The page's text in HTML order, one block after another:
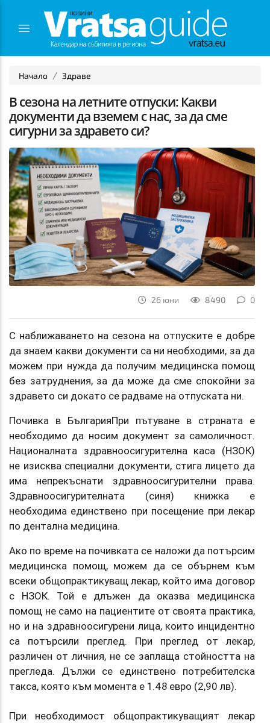
Начало Здраве
В сезона на летните отпуски: Какви
документи да вземем с нас, за да сме
сигурни за здравето си?
26 юни 8490 0
С наближаването на сезона на отпуските е добре
да знаем какви документи са ни необходими, за да
можем при нужда да получим медицинска помощ
без затруднения, за да може да сме спокойни за
здравето си докато се радваме на отпуската ни.
Почивка в БългарияПри пътуване в страната е
необходимо да носим документ за самоличност.
Националната здравноосигурителна каса (НЗОК)
не изисква специални документи, стига лицето да
има непрекъснати здравноосигурителни права.
Здравноосигурителната (синя) книжка е
необходима единствено при посещение при лекар
по дентална медицина.
Ако по време на почивката се наложи да потърсим
медицинска помощ, можем да се обърнем към
всеки общопрактикуващ лекар, който има договор
с НЗОК. Той е длъжен да оказва медицинска
помощ не само на пациентите от своята практика,
но и на здравноосигурени лица, които инцидентно
са потърсили преглед. При преглед от лекар,
различен от личния, не се заплаща стойността на
прегледа. Дължи се единствено потребителска
такса, която към момента е 1.48 евро (2,90 лв).
При необходимост общопрактикуващият лекар